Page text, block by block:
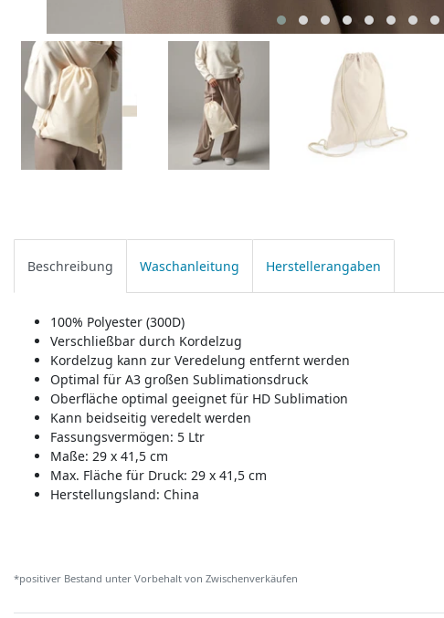
Beschreibung Waschanleitung Herstellerangaben
100% Polyester (300D)
Verschließbar durch Kordelzug
Kordelzug kann zur Veredelung entfernt werden
Optimal für A3 großen Sublimationsdruck
Oberfläche optimal geeignet für HD Sublimation
Kann beidseitig veredelt werden
Fassungsvermögen: 5 Ltr
Maße: 29 x 41,5 cm
Max. Fläche für Druck: 29 x 41,5 cm
Herstellungsland: China
*positiver Bestand unter Vorbehalt von Zwischenverkäufen